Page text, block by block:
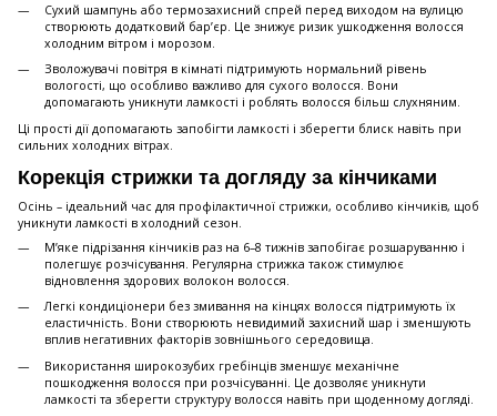
Сухий шампунь або термозахисний спрей перед виходом на вулицю
створюють додатковий бар’єр. Це знижує ризик ушкодження волосся
холодним вітром і морозом.
Зволожувачі повітря в кімнаті підтримують нормальний рівень
вологості, що особливо важливо для сухого волосся. Вони
допомагають уникнути ламкості і роблять волосся більш слухняним.
Ці прості дії допомагають запобігти ламкості і зберегти блиск навіть при
сильних холодних вітрах.
Корекція стрижки та догляду за кінчиками
Осінь – ідеальний час для профілактичної стрижки, особливо кінчиків, щоб
уникнути ламкості в холодний сезон.
М’яке підрізання кінчиків раз на 6–8 тижнів запобігає розшаруванню і
полегшує розчісування. Регулярна стрижка також стимулює
відновлення здорових волокон волосся.
Легкі кондиціонери без змивання на кінцях волосся підтримують їх
еластичність. Вони створюють невидимий захисний шар і зменшують
вплив негативних факторів зовнішнього середовища.
Використання широкозубих гребінців зменшує механічне
пошкодження волосся при розчісуванні. Це дозволяє уникнути
ламкості та зберегти структуру волосся навіть при щоденному догляді.